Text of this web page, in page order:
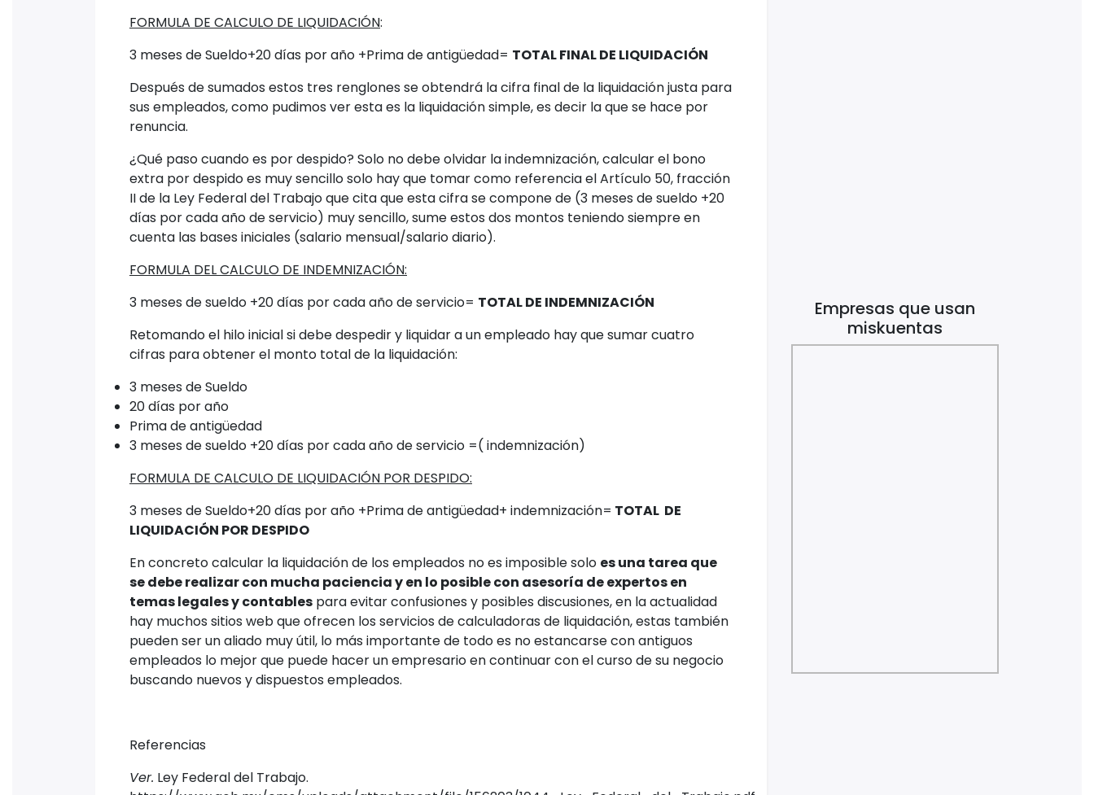
FORMULA DE CALCULO DE LIQUIDACIÓN:
3 meses de Sueldo+20 días por año +Prima de antigüedad= TOTAL FINAL DE LIQUIDACIÓN
Después de sumados estos tres renglones se obtendrá la cifra final de la liquidación justa para
sus empleados, como pudimos ver esta es la liquidación simple, es decir la que se hace por
renuncia.
¿Qué paso cuando es por despido? Solo no debe olvidar la indemnización, calcular el bono
extra por despido es muy sencillo solo hay que tomar como referencia el Artículo 50, fracción
II de la Ley Federal del Trabajo que cita que esta cifra se compone de (3 meses de sueldo +20
días por cada año de servicio) muy sencillo, sume estos dos montos teniendo siempre en
cuenta las bases iniciales (salario mensual/salario diario).
FORMULA DEL CALCULO DE INDEMNIZACIÓN:
3 meses de sueldo +20 días por cada año de servicio= TOTAL DE INDEMNIZACIÓN
Retomando el hilo inicial si debe despedir y liquidar a un empleado hay que sumar cuatro
cifras para obtener el monto total de la liquidación:
3 meses de Sueldo
20 días por año
Prima de antigüedad
3 meses de sueldo +20 días por cada año de servicio =( indemnización)
FORMULA DE CALCULO DE LIQUIDACIÓN POR DESPIDO:
3 meses de Sueldo+20 días por año +Prima de antigüedad+ indemnización= TOTAL DE
LIQUIDACIÓN POR DESPIDO
En concreto calcular la liquidación de los empleados no es imposible solo es una tarea que
se debe realizar con mucha paciencia y en lo posible con asesoría de expertos en
temas legales y contables para evitar confusiones y posibles discusiones, en la actualidad
hay muchos sitios web que ofrecen los servicios de calculadoras de liquidación, estas también
pueden ser un aliado muy útil, lo más importante de todo es no estancarse con antiguos
empleados lo mejor que puede hacer un empresario en continuar con el curso de su negocio
buscando nuevos y dispuestos empleados.
Referencias
Ver. Ley Federal del Trabajo.
Empresas que usan
miskuentas